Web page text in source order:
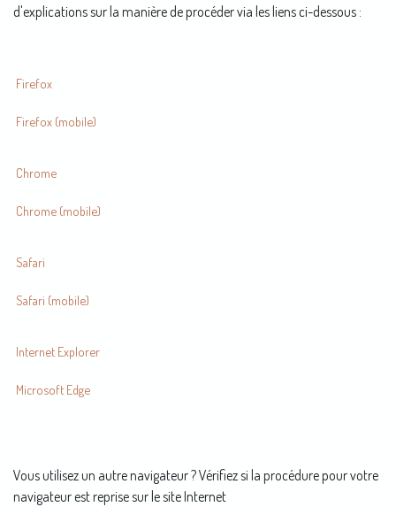
d'explications sur la manière de procéder via les liens ci-dessous :
Firefox
Firefox (mobile)
Chrome
Chrome (mobile)
Safari
Safari (mobile)
Internet Explorer
Microsoft Edge
Vous utilisez un autre navigateur ? Vérifiez si la procédure pour votre
navigateur est reprise sur le site Internet